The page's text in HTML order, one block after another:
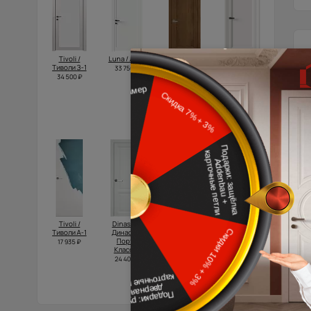
Tivoli /
Тиволи З-1
34 500 ₽
Luna / Луна
33 750 ₽
Domenica /
Доменика
Порта
Классик
39 500 ₽
Domenica
Neo Classic
Доменика
Нео
Классик
Декоро
20 315 ₽
Tivoli /
Тиволи А-1
17 935 ₽
Dinastia /
Династия
Порта
Классик
24 400 ₽
Классик
Скалино
28 305 ₽
Tivoli /
Тиволи А-1
18 827 ₽